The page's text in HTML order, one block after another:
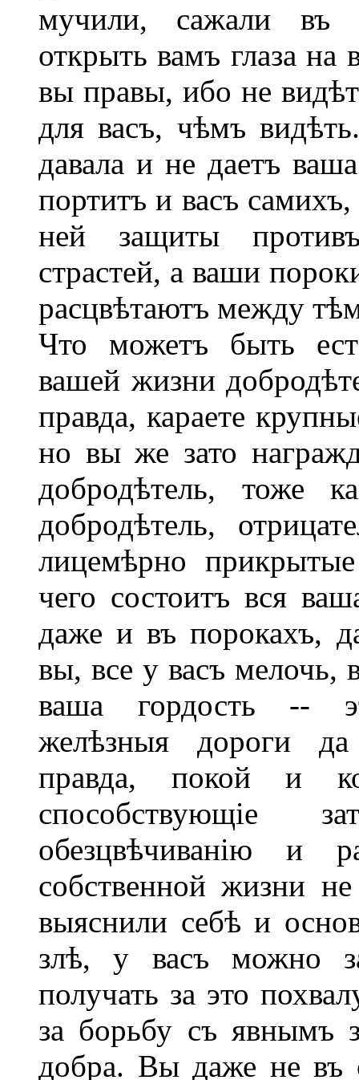
мучили, сажали въ
открыть вамъ глаза
вы правы, ибо не
для васъ, чѣмъ
давала и не даетъ
портитъ и васъ
ней защиты
страстей, а ваши
расцвѣтаютъ между
Что можетъ быть
вашей жизни
правда, караете
но вы же зато
добродѣтель, тоже
добродѣтель,
лицемѣрно
чего состоитъ вся
даже и въ порокахъ,
вы, все у васъ мелочь,
ваша гордость --
желѣзныя дороги
правда, покой и
обезцвѣчиванію и
собственной жизни
выяснили себѣ и
злѣ, у васъ можно
получать за это
за борьбу съ явнымъ
добра. Вы даже не въ